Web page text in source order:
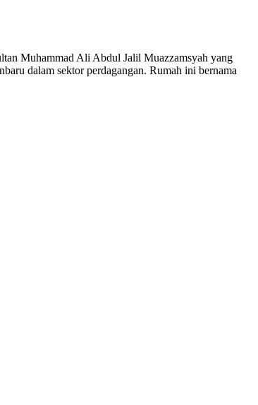
Muhammad Ali Abdul Jalil Muazzamsyah yang
dalam sektor perdagangan. Rumah ini bernama